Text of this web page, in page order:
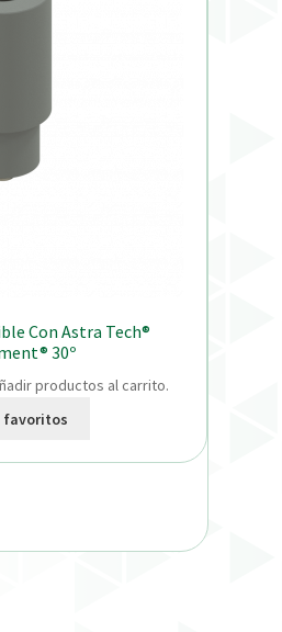
Con Astra Tech®
30º
productos al carrito.
favoritos